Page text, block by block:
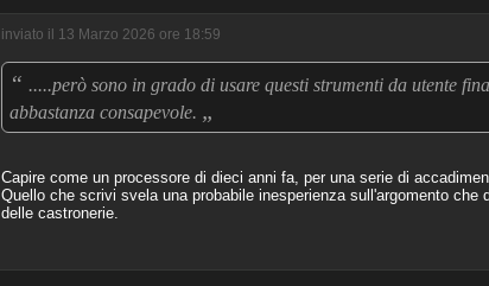
inviato il 13 Marzo 2026 ore 18:59
“ .....però sono in grado di usare questi strumenti da utente
abbastanza consapevole. „
Capire come un processore di dieci anni fa, per una serie di
Quello che scrivi svela una probabile inesperienza sull'argomento
delle castronerie.